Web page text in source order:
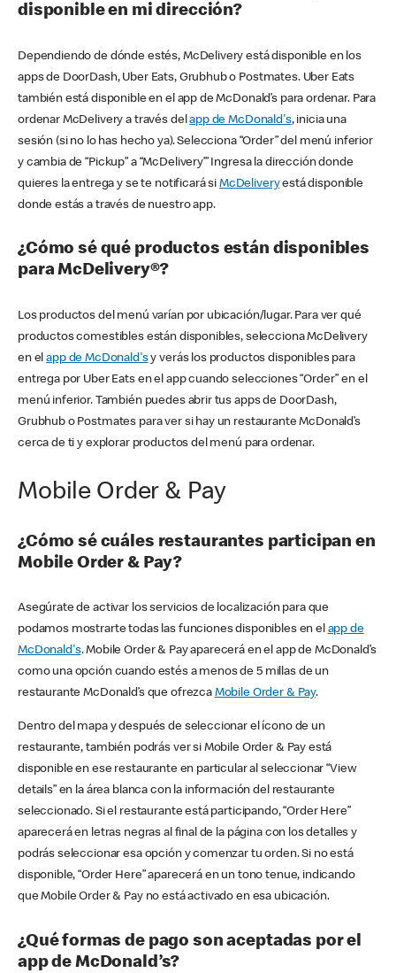
disponible en mi dirección?
Dependiendo de dónde estés, McDelivery está disponible en los
apps de DoorDash, Uber Eats, Grubhub o Postmates. Uber Eats
también está disponible en el app de McDonald’s para ordenar. Para
ordenar McDelivery a través delapp de McDonald's, inicia una
sesión (si no lo has hecho ya). Selecciona “Order” del menú inferior
y cambia de “Pickup” a “McDelivery’” Ingresa la dirección donde
quieres la entrega y se te notificará si McDeliveryestá disponible
donde estás a través de nuestro app.
¿Cómo sé qué productos están disponibles
para McDelivery®?
Los productos del menú varían por ubicación/lugar. Para ver qué
productos comestibles están disponibles, selecciona McDelivery
en elapp de McDonald'sy verás los productos disponibles para
entrega por Uber Eats en el app cuando selecciones “Order” en el
menú inferior. También puedes abrir tus apps de DoorDash,
Grubhub o Postmates para ver si hay un restaurante McDonald’s
cerca de ti y explorar productos del menú para ordenar.
Mobile Order & Pay
¿Cómo sé cuáles restaurantes participan en
Mobile Order & Pay?
Asegúrate de activar los servicios de localización para que
podamos mostrarte todas las funciones disponibles en el app de
McDonald's. Mobile Order & Pay aparecerá en el app de McDonald’s
como una opción cuando estés a menos de 5 millas de un
restaurante McDonald’s que ofrezca Mobile Order & Pay.
Dentro del mapa y después de seleccionar el ícono de un
restaurante, también podrás ver si Mobile Order & Pay está
disponible en ese restaurante en particular al seleccionar “View
details” en la área blanca con la información del restaurante
seleccionado. Si el restaurante está participando, “Order Here”
aparecerá en letras negras al final de la página con los detalles y
podrás seleccionar esa opción y comenzar tu orden. Si no está
disponible, “Order Here” aparecerá en un tono tenue, indicando
que Mobile Order & Pay no está activado en esa ubicación.
¿Qué formas de pago son aceptadas por el
app de McDonald’s?